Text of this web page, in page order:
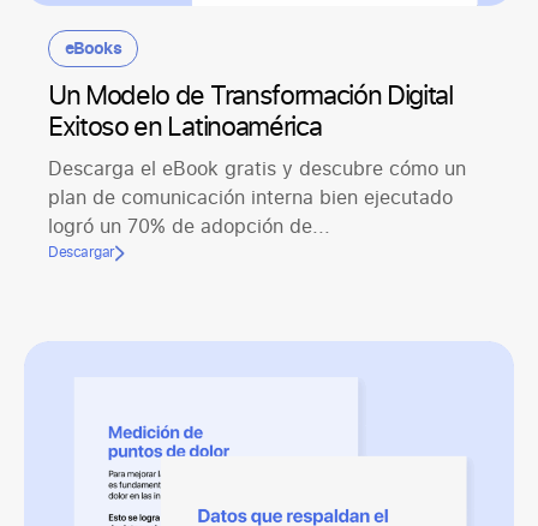
eBooks
Un Modelo de Transformación Digital
Exitoso en Latinoamérica
Descarga el eBook gratis y descubre cómo un
plan de comunicación interna bien ejecutado
logró un 70% de adopción de...
Descargar